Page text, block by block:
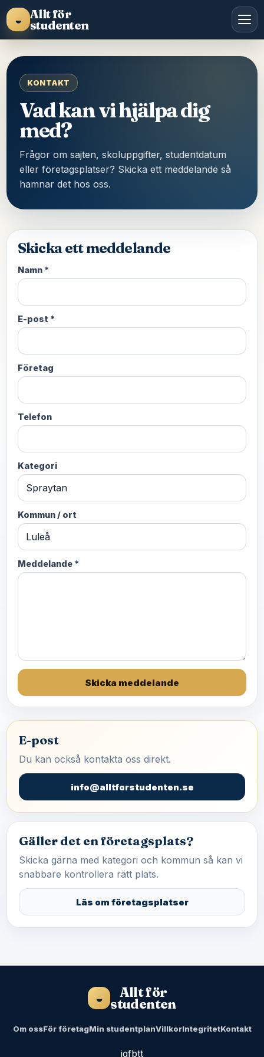
◒ Allt för
studenten
KONTAKT
Vad kan vi hjälpa dig
med?
Frågor om sajten, skoluppgifter, studentdatum
eller företagsplatser? Skicka ett meddelande så
hamnar det hos oss.
Skicka ett meddelande
Namn *
E-post *
Företag
Telefon
Kategori
Kommun / ort
Meddelande *
Skicka meddelande
E-post
Du kan också kontakta oss direkt.
info@alltforstudenten.se
Gäller det en företagsplats?
Skicka gärna med kategori och kommun så kan vi
snabbare kontrollera rätt plats.
Läs om företagsplatser
◒ Allt för
studenten
Om ossFör företagMin studentplanVillkorIntegritetKontakt
igfbtt